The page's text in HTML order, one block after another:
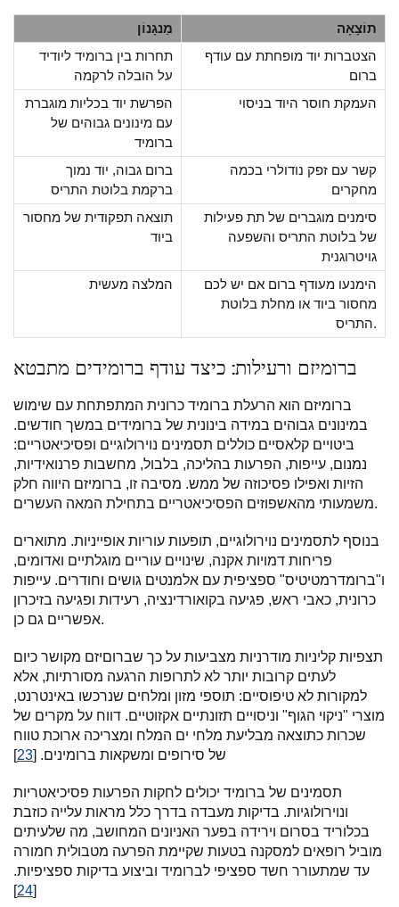
מַנגָנוֹן
תוֹצָאָה
תחרות בין ברומיד ליודיד
על הובלה לרקמה
הצטברות יוד מופחתת עם עודף
ברום
הפרשת יוד בכליות מוגברת
עם מינונים גבוהים של
ברומיד
העמקת חוסר היוד בניסוי
ברום גבוה, יוד נמוך
ברקמת בלוטת התריס
קשר עם זפק נודולרי בכמה
מחקרים
תוצאה תפקודית של מחסור
ביוד
סימנים מוגברים של תת פעילות
של בלוטת התריס והשפעה
גויטרוגנית
המלצה מעשית
הימנעו מעודף ברום אם יש לכם
מחסור ביוד או מחלת בלוטת
התריס.
ברומיזם ורעילות: כיצד עודף ברומידים מתבטא
ברומיזם הוא הרעלת ברומיד כרונית המתפתחת עם שימוש
במינונים גבוהים במידה בינונית של ברומידים במשך חודשים.
ביטויים קלאסיים כוללים תסמינים נוירולוגיים ופסיכיאטריים:
נמנום, עייפות, הפרעות בהליכה, בלבול, מחשבות פרנואידיות,
הזיות ואפילו פסיכוזה של ממש. מסיבה זו, ברומיזם היווה חלק
משמעותי מהאשפוזים הפסיכיאטריים בתחילת המאה העשרים.
בנוסף לתסמינים נוירולוגיים, תופעות עוריות אופייניות. מתוארים
פריחות דמויות אקנה, שינויים עוריים מוגלתיים ואדומים,
ו"ברומדרמטיטיס" ספציפית עם אלמנטים גושים וחודרים. עייפות
כרונית, כאבי ראש, פגיעה בקואורדינציה, רעידות ופגיעה בזיכרון
אפשריים גם כן.
תצפיות קליניות מודרניות מצביעות על כך שברוםיזם מקושר כיום
לעתים קרובות יותר לא לתרופות הרגעה מסורתיות, אלא
למקורות לא טיפוסיים: תוספי מזון ומלחים שנרכשו באינטרנט,
מוצרי "ניקוי הגוף" וניסויים תזונתיים אקזוטיים. דווח על מקרים של
שכרות כתוצאה מבליעת מלחי ים המלח ומצריכה ארוכת טווח
של סירופים ומשקאות ברומינים. [23
]
תסמינים של ברומיד יכולים לחקות הפרעות פסיכיאטריות
ונוירולוגיות. בדיקות מעבדה בדרך כלל מראות עלייה כוזבת
בכלוריד בסרום וירידה בפער האניונים המחושב, מה שלעיתים
מוביל רופאים למסקנה בטעות שקיימת הפרעה מטבולית חמורה
עד שמתעורר חשד ספציפי לברומיד וביצוע בדיקות ספציפיות.
[
24
]